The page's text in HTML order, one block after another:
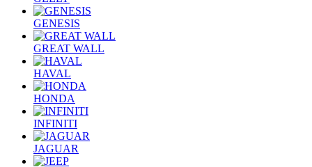
GENESIS
GREAT WALL
HAVAL
HONDA
INFINITI
JAGUAR